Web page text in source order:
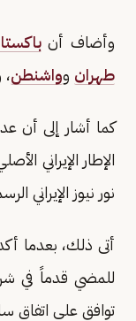
وأضاف أن
طهران وواشنطن،
كما أشار إلى أن
نور نيوز الإيراني
أتى ذلك، بعدما
للمضي قدماً في
توافق على اتفاق